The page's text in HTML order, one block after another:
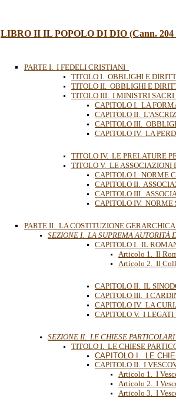
LIBRO II IL POPOLO DI DIO (Cann. 204
PARTE I. I FEDELI CRISTIANI
TITOLO I. OBBLIGHI E
TITOLO II. OBBLIGHI E
TITOLO III. I MINISTRI SACRI
CAPITOLO I. LA
CAPITOLO II.
CAPITOLO III.
CAPITOLO IV. LA
TITOLO IV. LE PRELATURE
TITOLO V. LE ASSOCIAZIONI
CAPITOLO I. NORME
CAPITOLO II.
CAPITOLO III.
CAPITOLO IV. NORME
PARTE II. LA COSTITUZIONE
SEZIONE I. LA SUPREMA AUTORITÀ
CAPITOLO I. IL
Articolo 1. Il
Articolo 2. Il
CAPITOLO II. IL
CAPITOLO III. I
CAPITOLO IV. LA
CAPITOLO V. I LEGATI
SEZIONE II. LE CHIESE
TITOLO I. LE CHIESE
CAPITOLO I. LE
CAPITOLO II. I
Articolo 1. I
Articolo 2. I
Articolo 3. I